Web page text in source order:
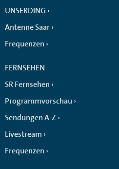
UNSERDING
Antenne Saar
Frequenzen
FERNSEHEN
SR Fernsehen
Programmvorschau
Sendungen A-Z
Livestream
Frequenzen